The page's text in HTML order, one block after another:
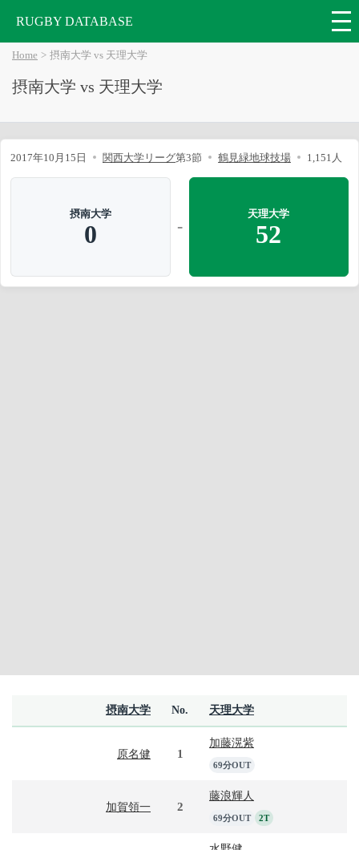
RUGBY DATABASE
Home 摂南大学 vs 天理大学
摂南大学 vs 天理大学
2017年10月15日 関西大学リーグ第3節 鶴見緑地球技場 1,151人
摂南大学
0 -
天理大学
52
摂南大学 No. 天理大学
原名健 1
加藤滉紫
69分OUT
加賀領一 2
藤浪輝人
69分OUT 2T